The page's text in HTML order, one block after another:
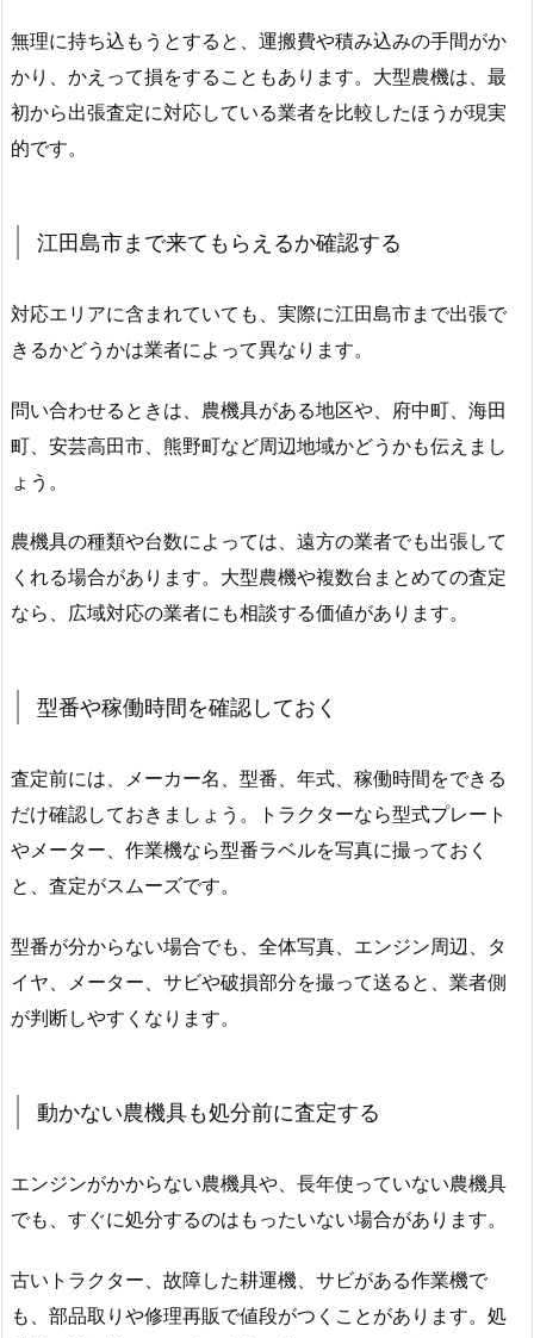
無理に持ち込もうとすると、運搬費や積み込みの手間がか
かり、かえって損をすることもあります。大型農機は、最
初から出張査定に対応している業者を比較したほうが現実
的です。
江田島市まで来てもらえるか確認する
対応エリアに含まれていても、実際に江田島市まで出張で
きるかどうかは業者によって異なります。
問い合わせるときは、農機具がある地区や、府中町、海田
町、安芸高田市、熊野町など周辺地域かどうかも伝えまし
ょう。
農機具の種類や台数によっては、遠方の業者でも出張して
くれる場合があります。大型農機や複数台まとめての査定
なら、広域対応の業者にも相談する価値があります。
型番や稼働時間を確認しておく
査定前には、メーカー名、型番、年式、稼働時間をできる
だけ確認しておきましょう。トラクターなら型式プレート
やメーター、作業機なら型番ラベルを写真に撮っておく
と、査定がスムーズです。
型番が分からない場合でも、全体写真、エンジン周辺、タ
イヤ、メーター、サビや破損部分を撮って送ると、業者側
が判断しやすくなります。
動かない農機具も処分前に査定する
エンジンがかからない農機具や、長年使っていない農機具
でも、すぐに処分するのはもったいない場合があります。
古いトラクター、故障した耕運機、サビがある作業機で
も、部品取りや修理再販で値段がつくことがあります。処